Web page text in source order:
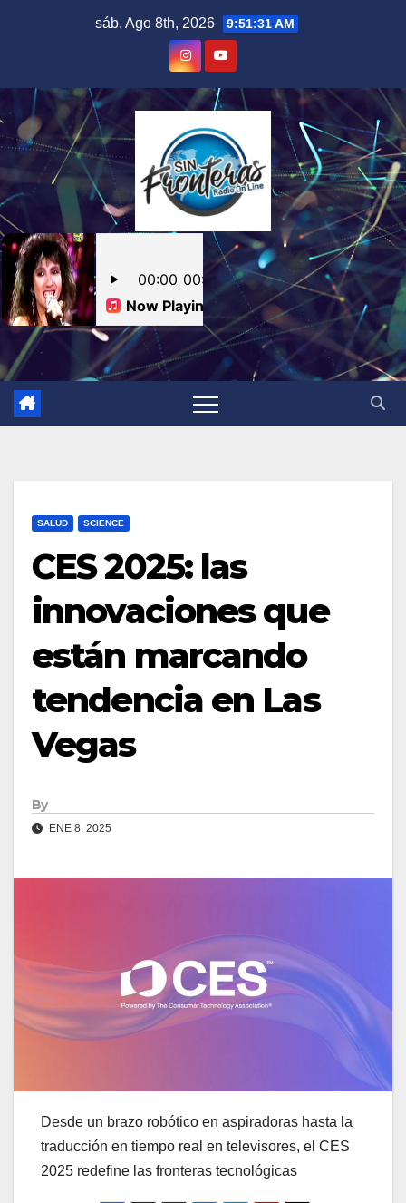
sáb. Ago 8th, 2026 9:51:31 AM
SALUD SCIENCE
CES 2025: las
innovaciones que
están marcando
tendencia en Las
Vegas
By
ENE 8, 2025
Desde un brazo robótico en aspiradoras hasta la
traducción en tiempo real en televisores, el CES
2025 redefine las fronteras tecnológicas